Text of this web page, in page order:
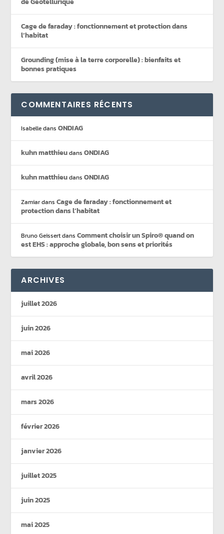
Cage de faraday : fonctionnement et protection dans
l’habitat
Grounding (mise à la terre corporelle) : bienfaits et
bonnes pratiques
COMMENTAIRES RÉCENTS
IsabelledansONDIAG
kuhn matthieudansONDIAG
kuhn matthieudansONDIAG
ZamiardansCage de faraday : fonctionnement et
protection dans l’habitat
Bruno GeissertdansComment choisir un Spiro® quand on
est EHS : approche globale, bon sens et priorités
ARCHIVES
juillet 2026
juin 2026
mai 2026
avril 2026
mars 2026
février 2026
janvier 2026
juillet 2025
juin 2025
mai 2025